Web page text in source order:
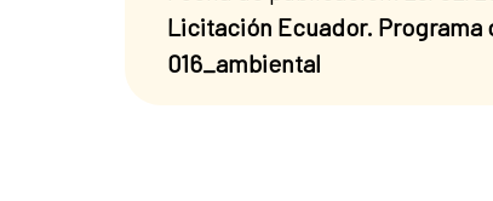
Licitación Ecuador. Programa
016_ambiental